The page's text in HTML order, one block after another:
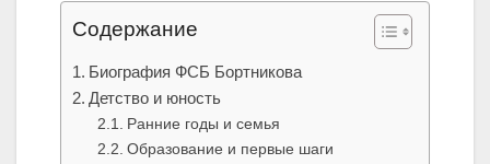
Содержание
Биография ФСБ Бортникова
Детство и юность
Ранние годы и семья
Образование и первые шаги